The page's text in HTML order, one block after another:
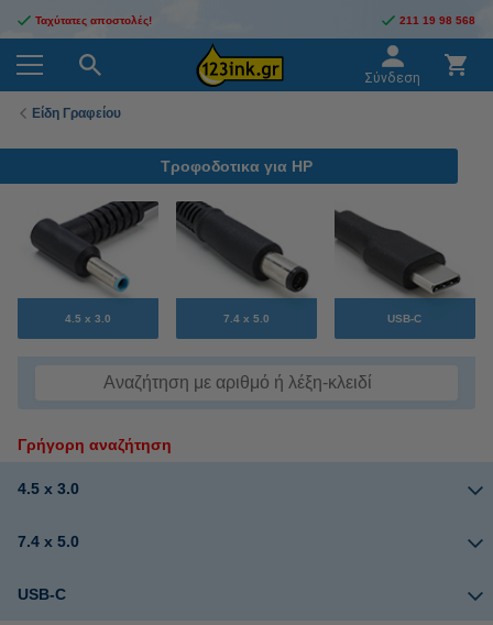
Ταχύτατες αποστολές! 211 19 98 568
Σύνδεση
Είδη Γραφείου
Τροφοδοτικα για HP
4.5 x 3.0 7.4 x 5.0 USB-C
Γρήγορη αναζήτηση
4.5 x 3.0
7.4 x 5.0
USB-C